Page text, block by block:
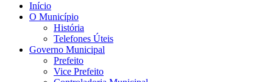
Início
O Município
História
Telefones Úteis
Governo Municipal
Prefeito
Vice Prefeito